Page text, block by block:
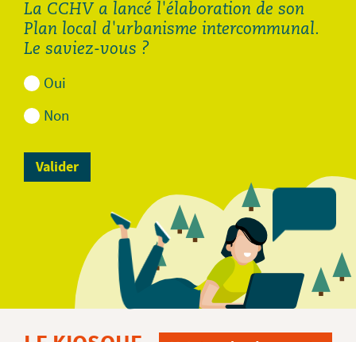
La CCHV a lancé l'élaboration de son
Plan local d'urbanisme intercommunal.
Le saviez-vous ?
Oui
Non